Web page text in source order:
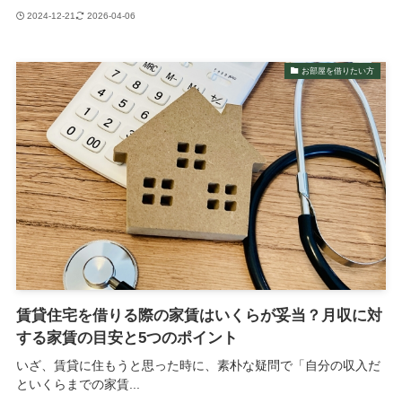
2024-12-21 2026-04-06
お部屋を借りたい方
賃貸住宅を借りる際の家賃はいくらが妥当？月収に対
する家賃の目安と5つのポイント
いざ、賃貸に住もうと思った時に、素朴な疑問で「自分の収入だ
といくらまでの家賃...